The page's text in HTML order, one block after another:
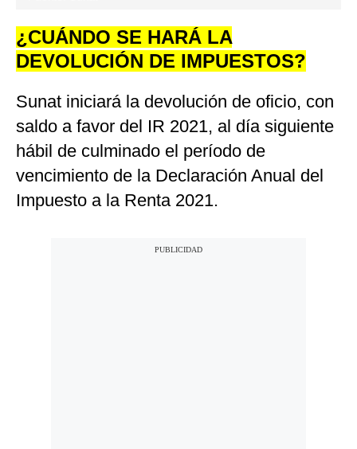
¿CUÁNDO SE HARÁ LA
DEVOLUCIÓN DE IMPUESTOS?
Sunat iniciará la devolución de oficio, con
saldo a favor del IR 2021, al día siguiente
hábil de culminado el período de
vencimiento de la Declaración Anual del
Impuesto a la Renta 2021.